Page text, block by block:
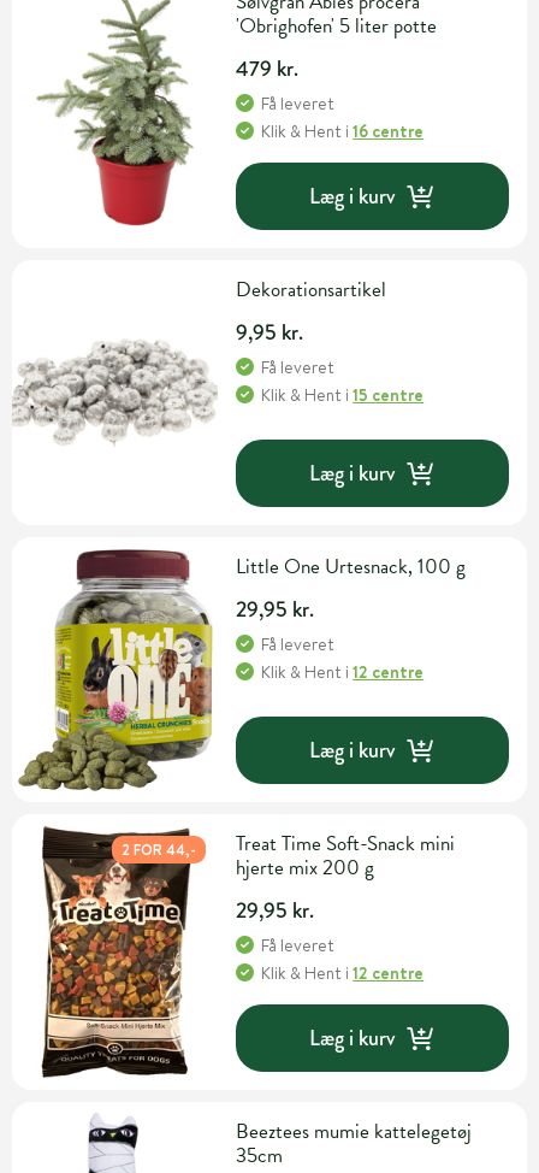
'Obrighofen' 5 liter potte
479 kr.
Få leveret
Klik & Hent i16 centre
Læg i kurv
Dekorationsartikel
9,95 kr.
Få leveret
Klik & Hent i15 centre
Læg i kurv
Little One Urtesnack, 100 g
29,95 kr.
Få leveret
Klik & Hent i12 centre
Læg i kurv
2 FOR 44,-
Treat Time Soft-Snack mini
hjerte mix 200 g
29,95 kr.
Få leveret
Klik & Hent i12 centre
Læg i kurv
Beeztees mumie kattelegetøj
35cm